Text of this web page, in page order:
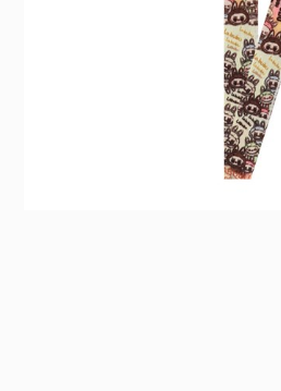
نوشیدنی ها
روشنایی و الکتریکی